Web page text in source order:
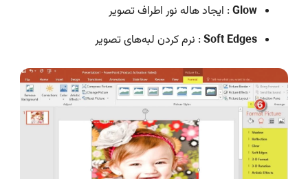
Glow: ایجاد هاله نور اطراف تصویر
Soft Edges: نرم کردن لبه‌های تصویر